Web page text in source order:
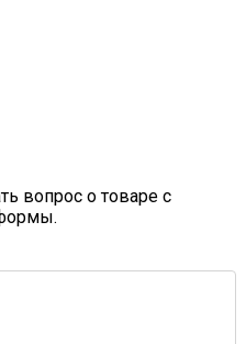
вопрос о товаре с